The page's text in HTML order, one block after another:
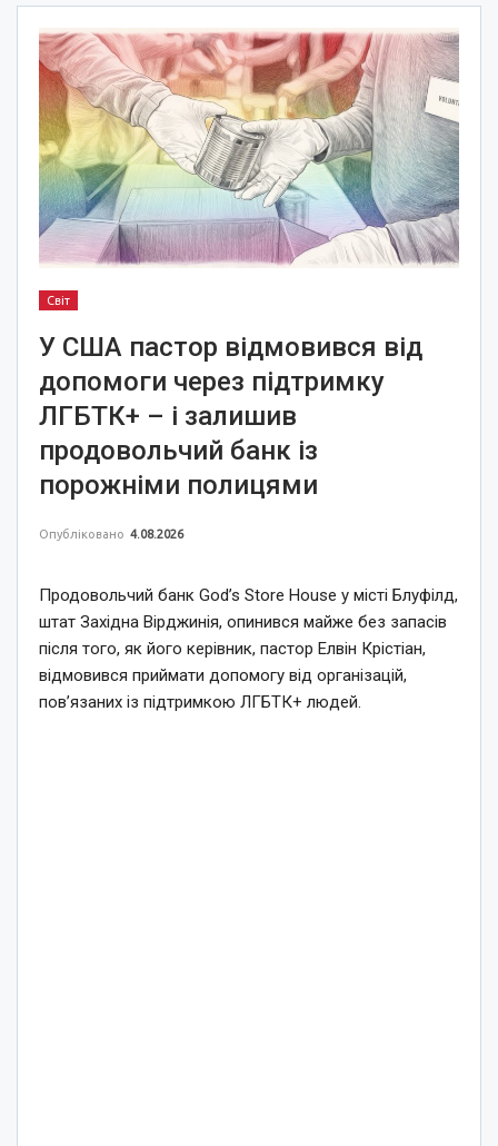
Світ
У США пастор відмовився від
допомоги через підтримку
ЛГБТК+ – і залишив
продовольчий банк із
порожніми полицями
Опубліковано 4.08.2026
Продовольчий банк God’s Store House у місті Блуфілд,
штат Західна Вірджинія, опинився майже без запасів
після того, як його керівник, пастор Елвін Крістіан,
відмовився приймати допомогу від організацій,
пов’язаних із підтримкою ЛГБТК+ людей.